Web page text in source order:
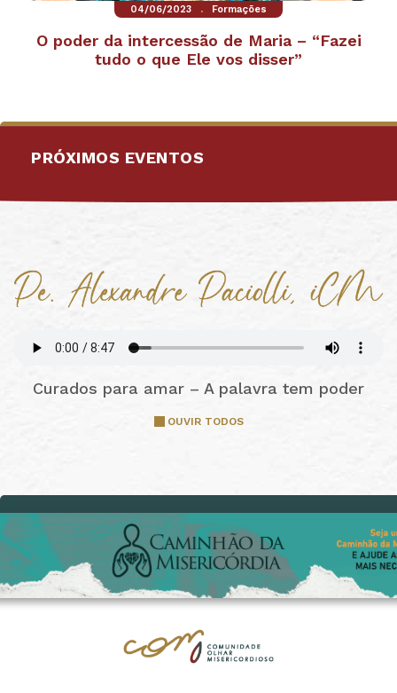
04/06/2023 . Formações
O poder da intercessão de Maria – “Fazei
tudo o que Ele vos disser”
PRÓXIMOS EVENTOS
Curados para amar – A palavra tem poder
OUVIR TODOS